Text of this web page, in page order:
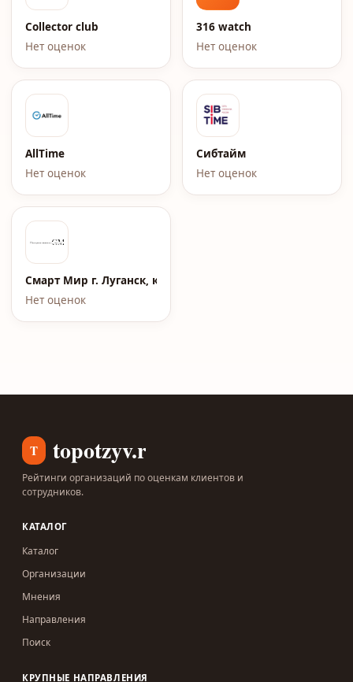
Collector club
Нет оценок
316 watch
Нет оценок
AllTime
Нет оценок
Сибтайм
Нет оценок
Смарт Мир г. Луганск, кв. Жукова, д.7
Нет оценок
T topotzyv.ru
Рейтинги организаций по оценкам клиентов и
сотрудников.
КАТАЛОГ
Каталог
Организации
Мнения
Направления
Поиск
КРУПНЫЕ НАПРАВЛЕНИЯ